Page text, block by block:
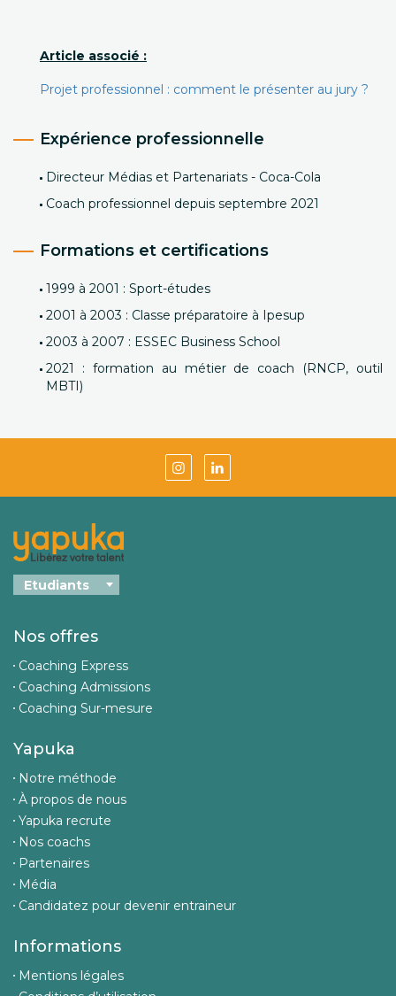
Article associé :
Projet professionnel : comment le présenter au jury ?
Expérience professionnelle
Directeur Médias et Partenariats - Coca-Cola
Coach professionnel depuis septembre 2021
Formations et certifications
1999 à 2001 : Sport-études
2001 à 2003 : Classe préparatoire à Ipesup
2003 à 2007 : ESSEC Business School
2021 : formation au métier de coach (RNCP, outil
MBTI)
Nos offres
Coaching Express
Coaching Admissions
Coaching Sur-mesure
Yapuka
Notre méthode
À propos de nous
Yapuka recrute
Nos coachs
Partenaires
Média
Candidatez pour devenir entraineur
Informations
Mentions légales